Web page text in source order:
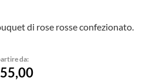
di rose rosse confezionato.
da: